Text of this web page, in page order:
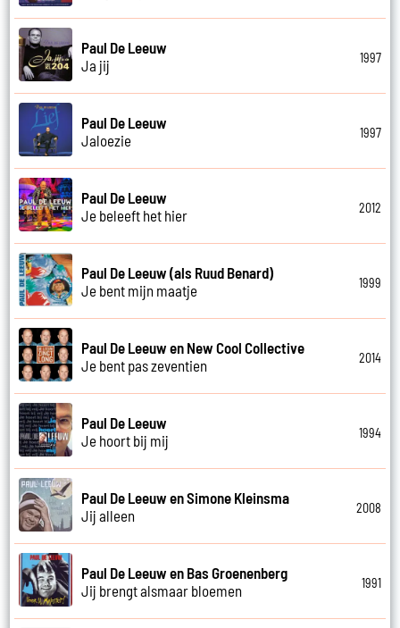
Paul De Leeuw
Ja jij
1997
Paul De Leeuw
Jaloezie
1997
Paul De Leeuw
Je beleeft het hier
2012
Paul De Leeuw (als Ruud Benard)
Je bent mijn maatje
1999
Paul De Leeuw en New Cool Collective
Je bent pas zeventien
2014
Paul De Leeuw
Je hoort bij mij
1994
Paul De Leeuw en Simone Kleinsma
Jij alleen
2008
Paul De Leeuw en Bas Groenenberg
Jij brengt alsmaar bloemen
1991